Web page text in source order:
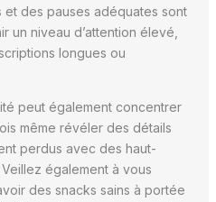
et des pauses adéquates sont
un niveau d’attention élevé,
longues ou
peut également concentrer
même révéler des détails
perdus avec des haut-
également à vous
des snacks sains à portée